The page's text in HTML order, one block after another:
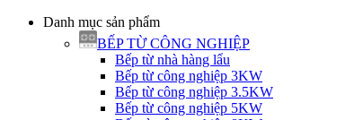
Danh mục sản phẩm
BẾP TỪ CÔNG NGHIỆP
Bếp từ nhà hàng lẩu
Bếp từ công nghiệp 3KW
Bếp từ công nghiệp 3.5KW
Bếp từ công nghiệp 5KW